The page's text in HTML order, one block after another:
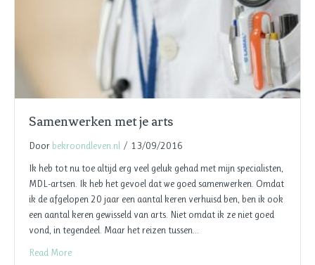
Samenwerken met je arts
Door bekroondleven.nl / 13/09/2016
Ik heb tot nu toe altijd erg veel geluk gehad met mijn specialisten,
MDL-artsen. Ik heb het gevoel dat we goed samenwerken. Omdat
ik de afgelopen 20 jaar een aantal keren verhuisd ben, ben ik ook
een aantal keren gewisseld van arts. Niet omdat ik ze niet goed
vond, in tegendeel. Maar het reizen tussen…
Read More